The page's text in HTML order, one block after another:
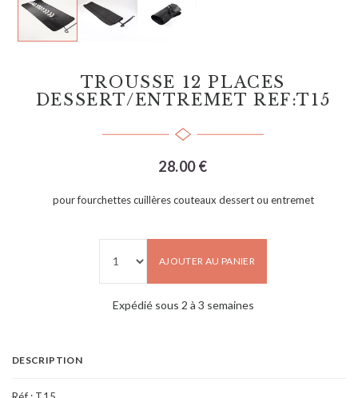
TROUSSE 12 PLACES
DESSERT/ENTREMET REF:T15
28.00 €
pour fourchettes cuillères couteaux dessert ou entremet
AJOUTER AU PANIER
Expédié sous 2 à 3 semaines
DESCRIPTION